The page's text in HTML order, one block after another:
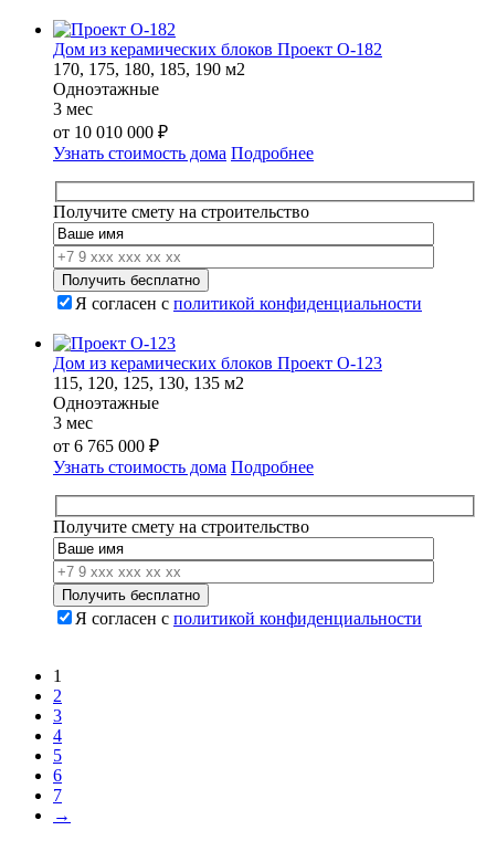
Дом из керамических блоков Проект О-182
170, 175, 180, 185, 190 м2
Одноэтажные
3 мес
от 10 010 000 ₽
Узнать стоимость дома Подробнее
Получите смету на строительство
Я согласен с политикой конфиденциальности
Дом из керамических блоков Проект О-123
115, 120, 125, 130, 135 м2
Одноэтажные
3 мес
от 6 765 000 ₽
Узнать стоимость дома Подробнее
Получите смету на строительство
Я согласен с политикой конфиденциальности
1
2
3
4
5
6
7
→